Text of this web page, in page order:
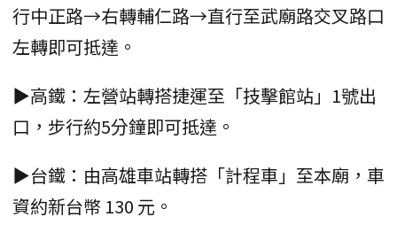
行中正路→右轉輔仁路→直行至武廟路交叉路口
左轉即可抵達。
▶高鐵：左營站轉搭捷運至「技擊館站」1號出
口，步行約5分鐘即可抵達。
▶台鐵：由高雄車站轉搭「計程車」至本廟，車
資約新台幣 130 元。